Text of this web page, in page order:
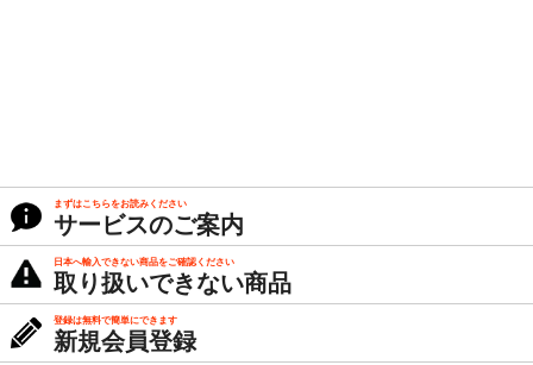
まずはこちらをお読みください
サービスのご案内
日本へ輸入できない商品をご確認ください
取り扱いできない商品
登録は無料で簡単にできます
新規会員登録